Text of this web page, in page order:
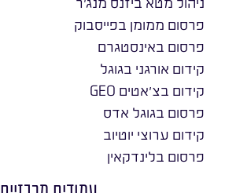
פרסום ממומן בפייסבוק
פרסום באינסטגרם
קידום אורגני בגוגל
קידום בצ׳אטים GEO
פרסום בגוגל אדס
קידום ערוצי יוטיוב
פרסום בלינדקאין